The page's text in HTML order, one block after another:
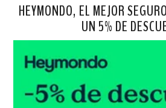
HEYMONDO, EL MEJOR
UN 5% DE